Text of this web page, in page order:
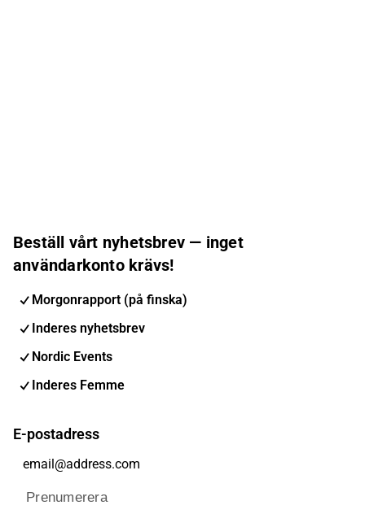
Beställ vårt nyhetsbrev — inget
användarkonto krävs!
Morgonrapport (på finska)
Inderes nyhetsbrev
Nordic Events
Inderes Femme
E-postadress
Prenumerera